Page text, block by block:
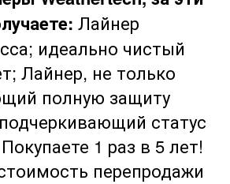
Лайнер
идеально чистый
Лайнер, не только
полную защиту
статус
1 раз в 5 лет!
перепродажи